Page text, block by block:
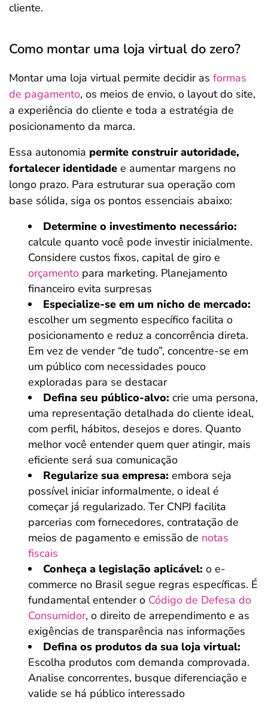
cliente.
Como montar uma loja virtual do zero?
Montar uma loja virtual permite decidir as formas
de pagamento, os meios de envio, o layout do site,
a experiência do cliente e toda a estratégia de
posicionamento da marca.
Essa autonomia permite construir autoridade,
fortalecer identidade e aumentar margens no
longo prazo. Para estruturar sua operação com
base sólida, siga os pontos essenciais abaixo:
Determine o investimento necessário:
calcule quanto você pode investir inicialmente.
Considere custos fixos, capital de giro e
orçamento para marketing. Planejamento
financeiro evita surpresas
Especialize-se em um nicho de mercado:
escolher um segmento específico facilita o
posicionamento e reduz a concorrência direta.
Em vez de vender “de tudo”, concentre-se em
um público com necessidades pouco
exploradas para se destacar
Defina seu público-alvo: crie uma persona,
uma representação detalhada do cliente ideal,
com perfil, hábitos, desejos e dores. Quanto
melhor você entender quem quer atingir, mais
eficiente será sua comunicação
Regularize sua empresa: embora seja
possível iniciar informalmente, o ideal é
começar já regularizado. Ter CNPJ facilita
parcerias com fornecedores, contratação de
meios de pagamento e emissão de notas
fiscais
Conheça a legislação aplicável: o e-
commerce no Brasil segue regras específicas. É
fundamental entender o Código de Defesa do
Consumidor, o direito de arrependimento e as
exigências de transparência nas informações
Defina os produtos da sua loja virtual:
Escolha produtos com demanda comprovada.
Analise concorrentes, busque diferenciação e
valide se há público interessado